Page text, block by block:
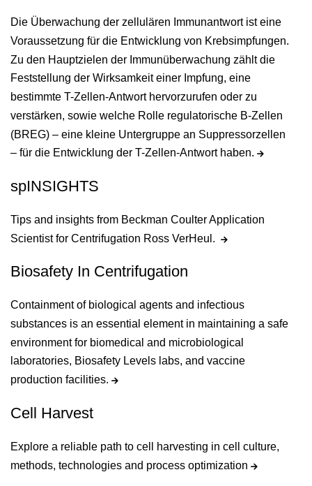
Die Überwachung der zellulären Immunantwort ist eine
Voraussetzung für die Entwicklung von Krebsimpfungen.
Zu den Hauptzielen der Immunüberwachung zählt die
Feststellung der Wirksamkeit einer Impfung, eine
bestimmte T-Zellen-Antwort hervorzurufen oder zu
verstärken, sowie welche Rolle regulatorische B-Zellen
(BREG) – eine kleine Untergruppe an Suppressorzellen
– für die Entwicklung der T-Zellen-Antwort haben.
spINSIGHTS
Tips and insights from Beckman Coulter Application
Scientist for Centrifugation Ross VerHeul.
Biosafety In Centrifugation
Containment of biological agents and infectious
substances is an essential element in maintaining a safe
environment for biomedical and microbiological
laboratories, Biosafety Levels labs, and vaccine
production facilities.
Cell Harvest
Explore a reliable path to cell harvesting in cell culture,
methods, technologies and process optimization